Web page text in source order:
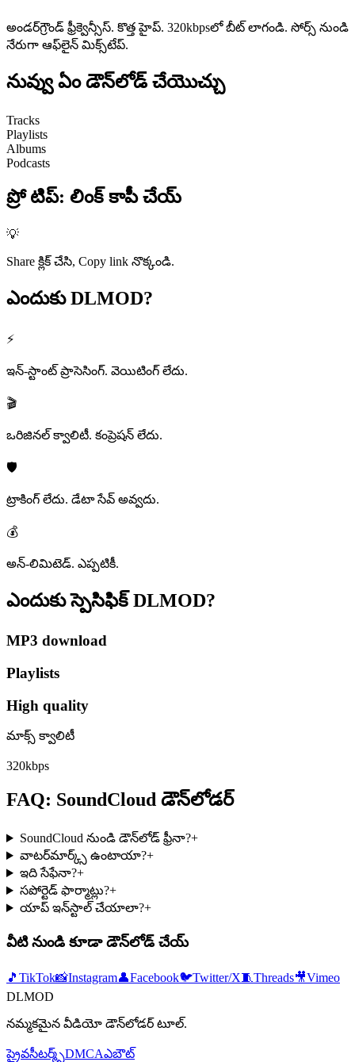
అండర్‌గ్రౌండ్ ఫ్రీక్వెన్సీస్. కొత్త హైప్. 320kbpsలో బీట్ లాగండి. సోర్స్ నుండి
నేరుగా ఆఫ్‌లైన్ మిక్స్‌టేప్.
నువ్వు ఏం డౌన్‌లోడ్ చేయొచ్చు
Tracks
Playlists
Albums
Podcasts
ప్రో టిప్: లింక్ కాపీ చేయ్
💡
Share క్లిక్ చేసి, Copy link నొక్కండి.
ఎందుకు DLMOD?
⚡
ఇన్-స్టాంట్ ప్రాసెసింగ్. వెయిటింగ్ లేదు.
🎬
ఒరిజినల్ క్వాలిటీ. కంప్రెషన్ లేదు.
🛡️
ట్రాకింగ్ లేదు. డేటా సేవ్ అవ్వదు.
💰
అన్-లిమిటెడ్. ఎప్పటికీ.
ఎందుకు స్పెసిఫిక్ DLMOD?
MP3 download
Playlists
High quality
మాక్స్ క్వాలిటీ
320kbps
FAQ: SoundCloud డౌన్‌లోడర్
SoundCloud నుండి డౌన్‌లోడ్ ఫ్రీనా?+
వాటర్‌మార్క్స్ ఉంటాయా?+
ఇది సేఫేనా?+
సపోర్టెడ్ ఫార్మాట్లు?+
యాప్ ఇన్‌స్టాల్ చేయాలా?+
వీటి నుండి కూడా డౌన్‌లోడ్ చేయ్
🎵 TikTok📸Instagram👤Facebook🐦Twitter/X🧵Threads🎥Vimeo
DLMOD
నమ్మకమైన వీడియో డౌన్‌లోడర్ టూల్.
ప్రైవసీటర్మ్స్DMCAఎబౌట్